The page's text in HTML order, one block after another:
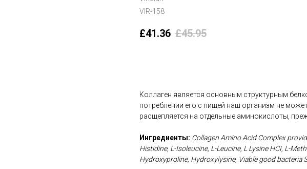
VIR-158
£41.36 £45.95
Коллаген является основным структурным
потреблении его с пищей наш организм не
расщепляется на отдельные аминокислоты,
Ингредиенты: Collagen Amino Acid Complex
Histidine, L-Isoleucine, L-Leucine, L Lysine HCI, L-
Hydroxyproline, Hydroxylysine, Viable good bacteria